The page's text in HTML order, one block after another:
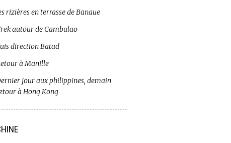
rizières en terrasse de Banaue
autour de Cambulao
direction Batad
à Manille
jour aux philippines, demain
à Hong Kong